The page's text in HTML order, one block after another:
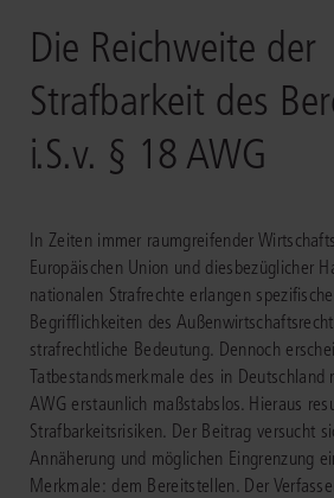
Die Reichweite der
Strafbarkeit des
i.S.v. § 18 AWG
In Zeiten immer raumgreifender
Europäischen Union und diesbezüglicher
nationalen Strafrechte erlangen
Begrifflichkeiten des
strafrechtliche Bedeutung. Dennoch
Tatbestandsmerkmale des in
AWG erstaunlich maßstabslos. Hieraus
Strafbarkeitsrisiken. Der Beitrag versucht
Annäherung und möglichen Eingrenzung
Merkmale: dem Bereitstellen. Der